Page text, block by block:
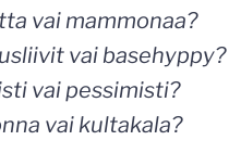
vai mammonaa?
vai basehyppy?
vai pessimisti?
vai kultakala?